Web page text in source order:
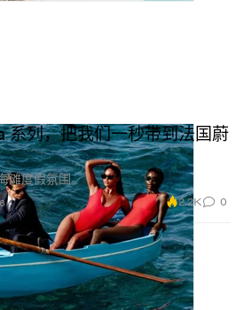
系列，把我们一秒带到法国蔚
滩度假氛围。
2.2K 0